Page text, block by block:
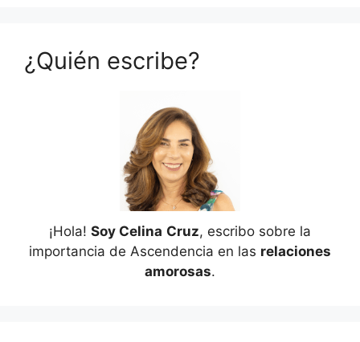
¿Quién escribe?
¡Hola! Soy Celina Cruz, escribo sobre la
importancia de Ascendencia en las relaciones
amorosas.